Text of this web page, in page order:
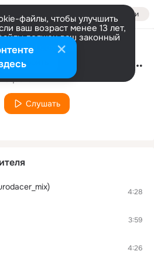
Войти
файлы, чтобы улучшить
ваш возраст менее 13 лет,
должен ваш законный
информации
Настроить High Heels (Electro Radio)
Sqeezer
Слушать
4:28
3:59
4:26